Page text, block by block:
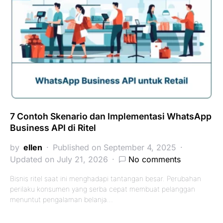
7 Contoh Skenario dan Implementasi WhatsApp
Business API di Ritel
by ellen
Published on September 4, 2025
Updated on July 21, 2026
No comments
Bisnis ritel saat ini menghadapi tantangan besar. Perubahan
perilaku konsumen yang serba cepat membuat pelanggan
menuntut pengalaman belanja…